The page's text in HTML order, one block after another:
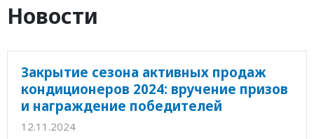
Новости
Закрытие сезона активных продаж
кондиционеров 2024: вручение призов
и награждение победителей
12.11.2024